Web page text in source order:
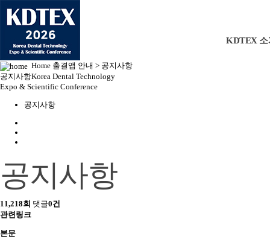
KDTEX 소
Home 출결앱 안내 > 공지사항
공지사항Korea Dental Technology
Expo & Scientific Conference
공지사항
공지사항
11,218회 댓글0건
관련링크
본문